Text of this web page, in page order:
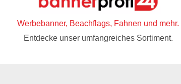
Werbebanner, Beachflags, Fahnen und mehr.
Entdecke unser umfangreiches Sortiment.